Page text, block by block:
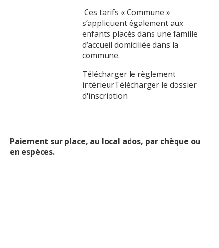
Ces tarifs « Commune »
s’appliquent également aux
enfants placés dans une famille
d’accueil domiciliée dans la
commune.
Télécharger le règlement
intérieurTélécharger le dossier
d'inscription
Paiement sur place, au local ados, par chèque ou
en espèces.